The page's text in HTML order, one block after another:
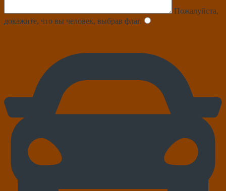
Пожалуйста,
докажите, что вы человек, выбрав флаг.